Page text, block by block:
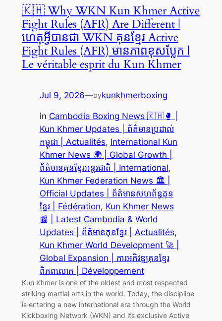
🇰🇭 Why WKN Kun Khmer Active
Fight Rules (AFR) Are Different |
ហេតុអ្វីបានជា WKN គុនខ្មែរ Active
Fight Rules (AFR) មានភាពខុសប្លែក |
Le véritable esprit du Kun Khmer
Jul 9, 2026—bykunkhmerboxing
in Cambodia Boxing News 🇰🇭🥊 |
Kun Khmer Updates | ព័ត៌មានប្រដាល់
កម្ពុជា | Actualités, International Kun
Khmer News 🌍 | Global Growth |
ព័ត៌មានគុនខ្មែរអន្តរជាតិ | International
Kun Khmer Federation News 🏛️ |
Official Updates | ព័ត៌មានសហព័ន្ធគុន
ខ្មែរ | Fédération, Kun Khmer News
📰 | Latest Cambodia & World
Updates | ព័ត៌មានគុនខ្មែរ | Actualités
Kun Khmer World Development 🚀 |
Global Expansion | ការអភិវឌ្ឍគុនខ្មែរ
ពិភពលោក | Développement
Kun Khmer is one of the oldest and most respected
striking martial arts in the world. Today, the discipline
is entering a new international era through the World
Kickboxing Network (WKN) and its exclusive Active